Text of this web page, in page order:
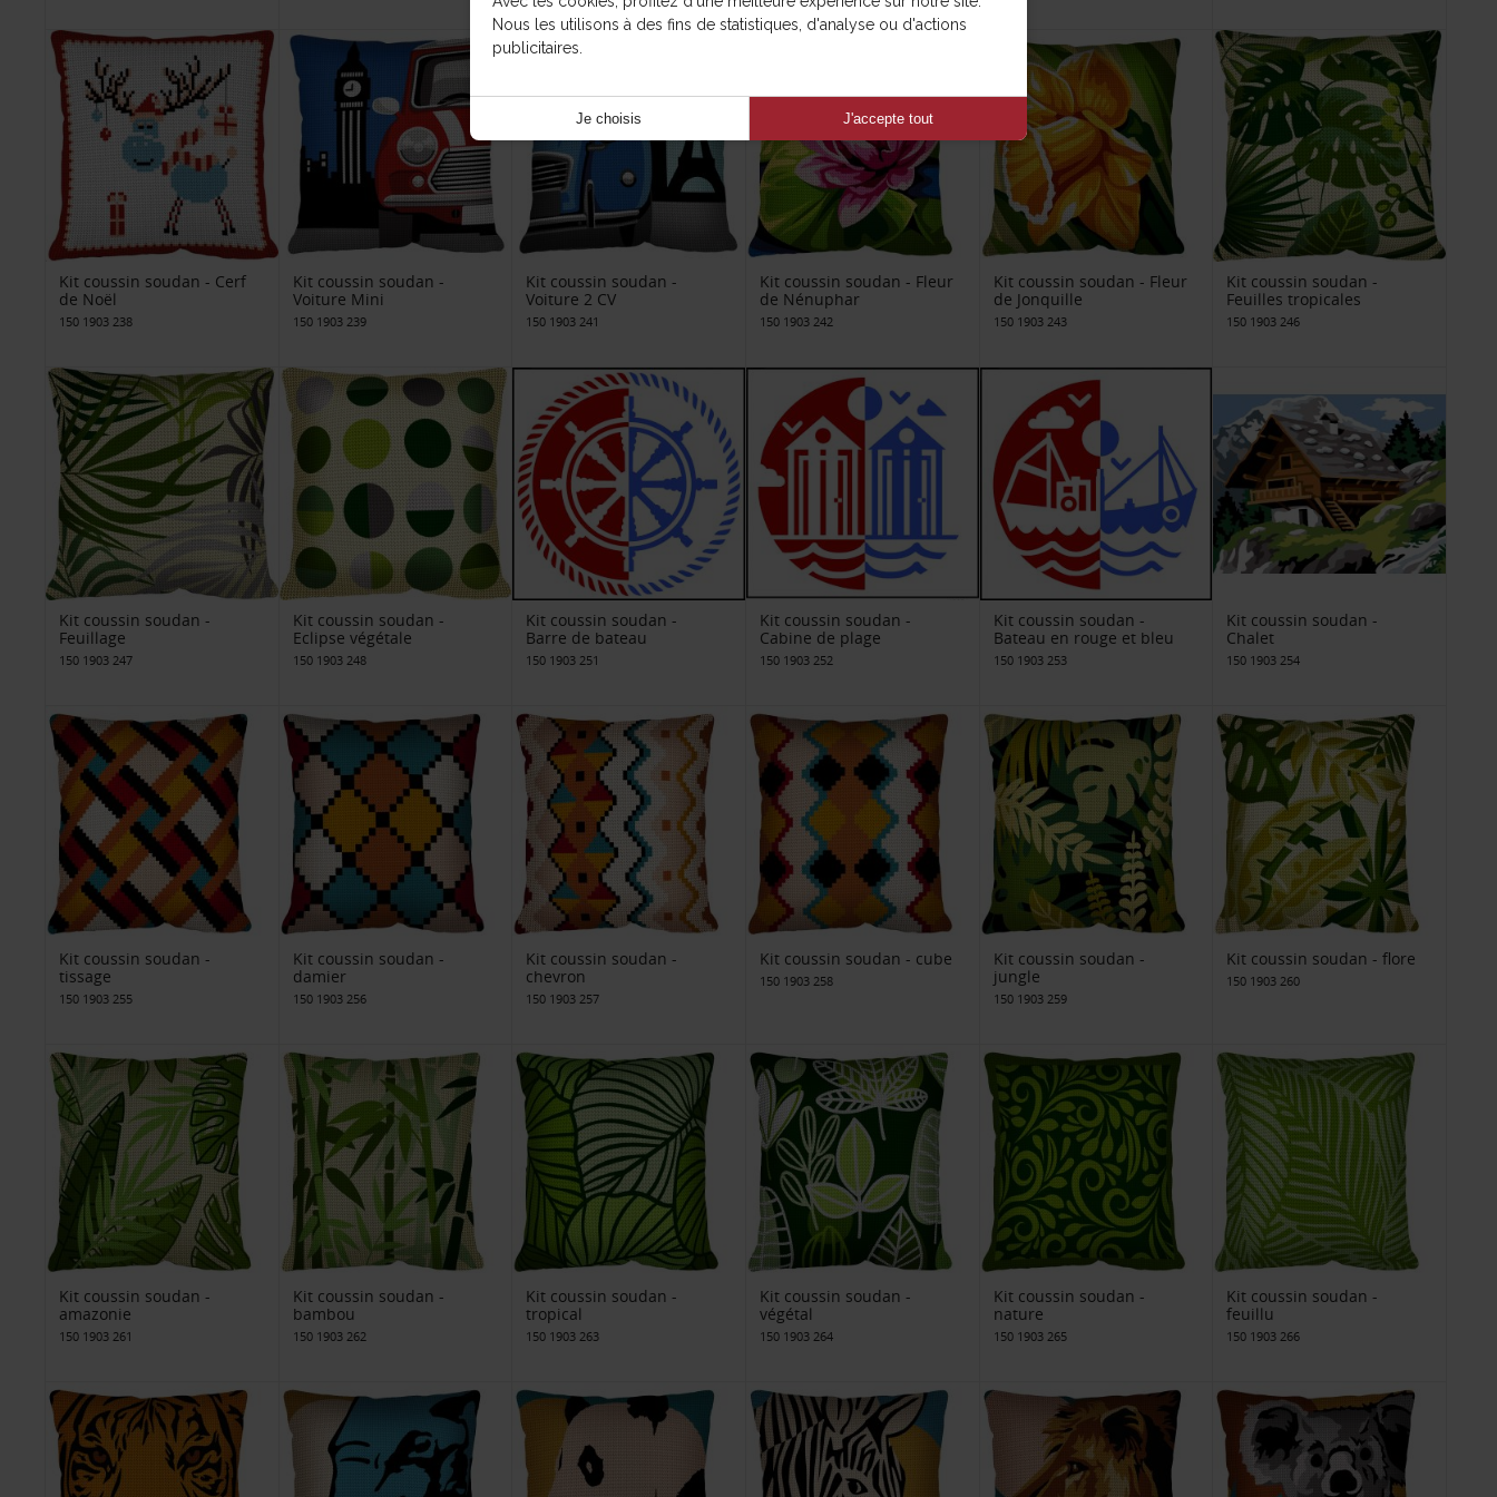
Kit coussin soudan - Cerf
de Noël
150 1903 238
Kit coussin soudan -
Voiture Mini
150 1903 239
Kit coussin soudan -
Voiture 2 CV
150 1903 241
Kit coussin soudan - Fleur
de Nénuphar
150 1903 242
Kit coussin soudan - Fleur
de Jonquille
150 1903 243
Kit coussin soudan -
Feuilles tropicales
150 1903 246
Kit coussin soudan -
Feuillage
150 1903 247
Kit coussin soudan -
Eclipse végétale
150 1903 248
Kit coussin soudan -
Barre de bateau
150 1903 251
Kit coussin soudan -
Cabine de plage
150 1903 252
Kit coussin soudan -
Bateau en rouge et bleu
150 1903 253
Kit coussin soudan -
Chalet
150 1903 254
Kit coussin soudan -
tissage
150 1903 255
Kit coussin soudan -
damier
150 1903 256
Kit coussin soudan -
chevron
150 1903 257
Kit coussin soudan - cube
150 1903 258
Kit coussin soudan -
jungle
150 1903 259
Kit coussin soudan - flore
150 1903 260
Kit coussin soudan -
amazonie
150 1903 261
Kit coussin soudan -
bambou
150 1903 262
Kit coussin soudan -
tropical
150 1903 263
Kit coussin soudan -
végétal
150 1903 264
Kit coussin soudan -
nature
150 1903 265
Kit coussin soudan -
feuillu
150 1903 266
Nous les utilisons à des fins de statistiques, d'analyse ou d'actions
publicitaires.
Je choisis J'accepte tout